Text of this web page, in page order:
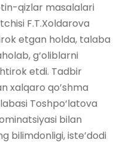
qizlar masalalari
F.T.Xoldarova
etgan holda, talaba
g‘oliblarni
etdi. Tadbir
xalqaro qo’shma
Toshpo‘latova
bilan
bilimdonligi, iste’dodi